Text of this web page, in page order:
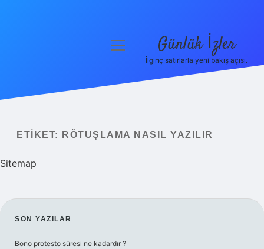
Yasal Uyarı
Hakkımızda
menüyü
Günlük İzler
İlginç satırlarla yeni bakış açısı.
ETIKET: RÖTUŞLAMA NASIL YAZILIR
Sitemap
SIDEBAR
SON YAZILAR
Bono protesto süresi ne kadardır ?